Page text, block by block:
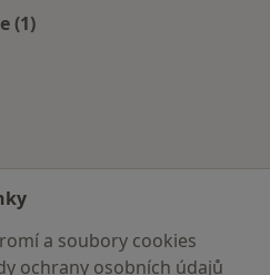
(1)
a soubory cookies
ochrany osobních údajů